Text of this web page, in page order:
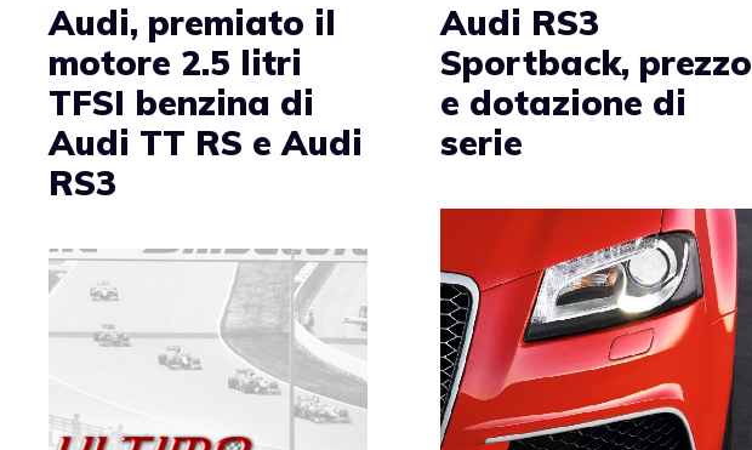
Audi, premiato il
motore 2.5 litri
TFSI benzina di
Audi TT RS e Audi
RS3
Audi RS3
Sportback, prezzo
e dotazione di
serie